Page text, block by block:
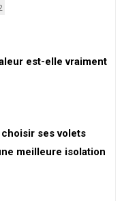
est-elle vraiment
ses volets
meilleure isolation